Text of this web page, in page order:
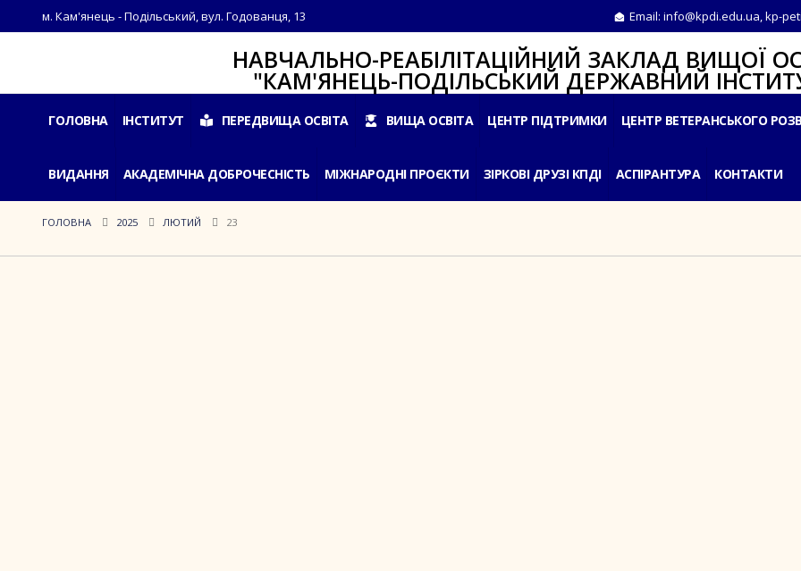
м. Кам'янець - Подільський, вул. Годованця, 13 Email: info@kpdi.edu.ua,kp-
НАВЧАЛЬНО-РЕАБІЛІТАЦІЙНИЙ ЗАКЛАД ВИЩОЇ
"КАМ'ЯНЕЦЬ-ПОДІЛЬСЬКИЙ ДЕРЖАВНИЙ
ГОЛОВНА ІНСТИТУТ ПЕРЕДВИЩА ОСВІТА ВИЩА ОСВІТА ЦЕНТР ПІДТРИМКИ ЦЕНТР ВЕТЕРАНСЬКОГО
ВИДАННЯ АКАДЕМІЧНА ДОБРОЧЕСНІСТЬ МІЖНАРОДНІ ПРОЄКТИ ЗІРКОВІ ДРУЗІ КПДІ АСПІРАНТУРА КОНТАКТИ
ГОЛОВНА 2025 ЛЮТИЙ 23